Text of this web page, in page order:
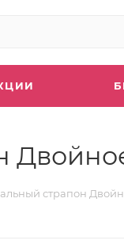
страпон